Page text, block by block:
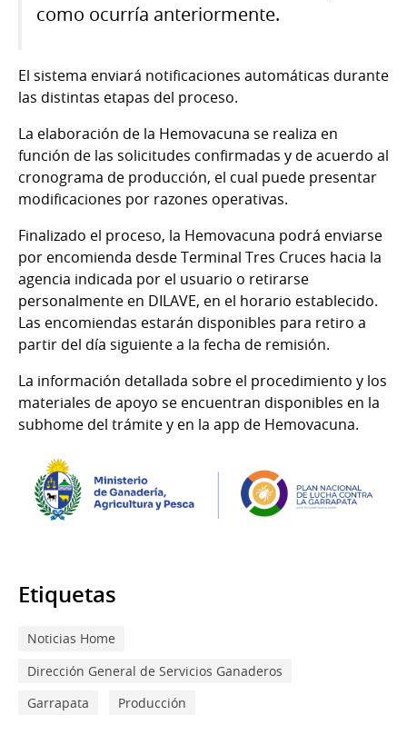
como ocurría anteriormente.
El sistema enviará notificaciones automáticas durante
las distintas etapas del proceso.
La elaboración de la Hemovacuna se realiza en
función de las solicitudes confirmadas y de acuerdo al
cronograma de producción, el cual puede presentar
modificaciones por razones operativas.
Finalizado el proceso, la Hemovacuna podrá enviarse
por encomienda desde Terminal Tres Cruces hacia la
agencia indicada por el usuario o retirarse
personalmente en DILAVE, en el horario establecido.
Las encomiendas estarán disponibles para retiro a
partir del día siguiente a la fecha de remisión.
La información detallada sobre el procedimiento y los
materiales de apoyo se encuentran disponibles en la
subhome del trámite y en la app de Hemovacuna.
Etiquetas
Noticias Home
Dirección General de Servicios Ganaderos
Garrapata
Producción